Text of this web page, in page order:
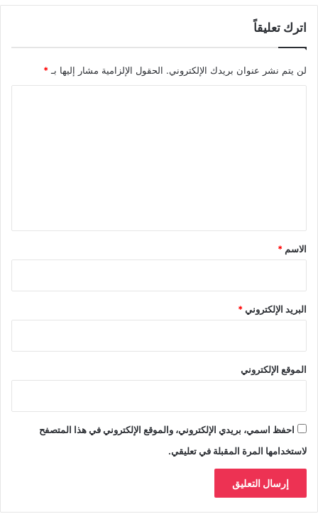
اترك تعليقاً
لن يتم نشر عنوان بريدك الإلكتروني. الحقول الإلزامية مشار إليها بـ *
*
الاسم *
البريد الإلكتروني*
الموقع الإلكتروني
احفظ اسمي، بريدي الإلكتروني، والموقع الإلكتروني في هذا المتصفح
لاستخدامها المرة المقبلة في تعليقي.